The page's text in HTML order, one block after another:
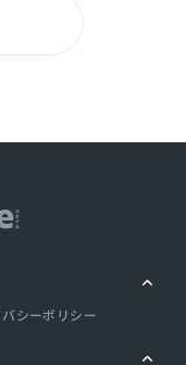
シーポリシー